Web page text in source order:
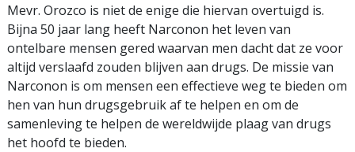
Mevr. Orozco is niet de enige die hiervan overtuigd is.
Bijna 50 jaar lang heeft Narconon het leven van
ontelbare mensen gered waarvan men dacht dat ze voor
altijd verslaafd zouden blijven aan drugs. De missie van
Narconon is om mensen een effectieve weg te bieden om
hen van hun drugsgebruik af te helpen en om de
samenleving te helpen de wereldwijde plaag van drugs
het hoofd te bieden.